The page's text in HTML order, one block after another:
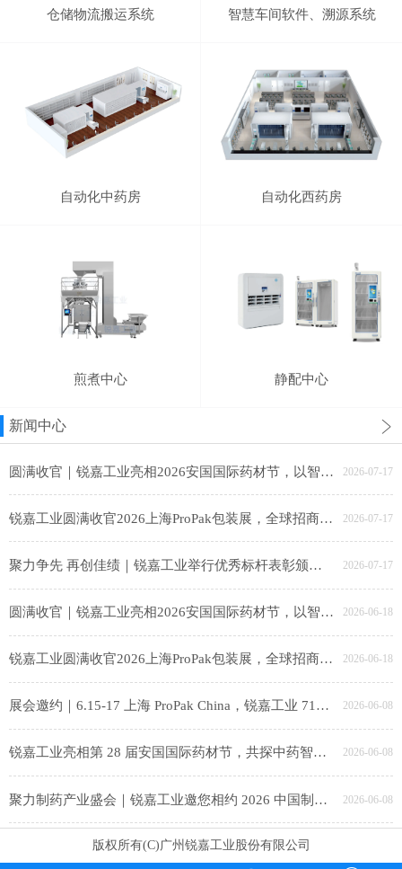
仓储物流搬运系统 智慧车间软件、溯源系统
自动化中药房 自动化西药房
煎煮中心 静配中心
新闻中心
圆满收官｜锐嘉工业亮相2026安国国际药材节，以智能装备赋能中医药产业升级 2026-07-17
锐嘉工业圆满收官2026上海ProPak包装展，全球招商布局海外新赛道！ 2026-07-17
聚力争先 再创佳绩｜锐嘉工业举行优秀标杆表彰颁奖仪式 2026-07-17
圆满收官｜锐嘉工业亮相2026安国国际药材节，以智能装备赋能中医药产业升级 2026-06-18
锐嘉工业圆满收官2026上海ProPak包装展，全球招商布局海外新赛道！ 2026-06-18
展会邀约｜6.15-17 上海 ProPak China，锐嘉工业 71E80-3 邀食品同仁共探智能包装新趋势 2026-06-08
锐嘉工业亮相第 28 届安国国际药材节，共探中药智造新未来 2026-06-08
聚力制药产业盛会｜锐嘉工业邀您相约 2026 中国制药产业大会，共启智能智造新征程 2026-06-08
版权所有(C)广州锐嘉工业股份有限公司